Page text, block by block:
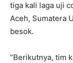
tiga kali laga uji
Aceh, Sumatera
besok.
“Berikutnya, tim